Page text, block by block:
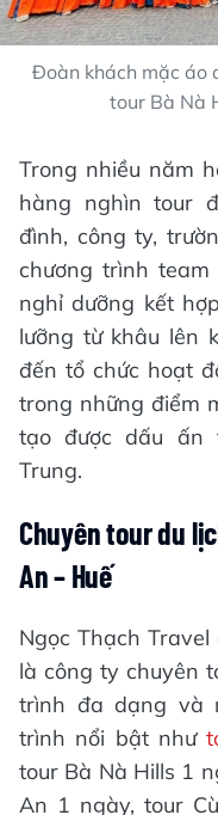
Đoàn khách mặc áo
tour Bà Nà
Trong nhiều năm
hàng nghìn tour
đình, công ty,
chương trình
nghỉ dưỡng kết
lưỡng từ khâu lên
đến tổ chức hoạt
trong những điểm
tạo được dấu ấn
Trung.
Chuyên tour du
An – Huế
Ngọc Thạch
là công ty chuyên
trình đa dạng và
trình nổi bật như
tour Bà Nà Hills 1
An 1 ngày, tour